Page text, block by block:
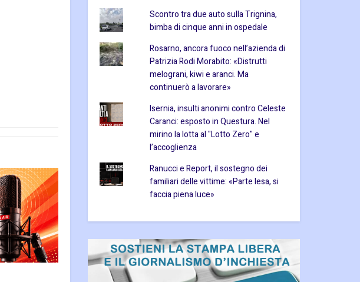
Scontro tra due auto sulla Trignina,
bimba di cinque anni in ospedale
Rosarno, ancora fuoco nell’azienda di
Patrizia Rodi Morabito: «Distrutti
melograni, kiwi e aranci. Ma
continuerò a lavorare»
Isernia, insulti anonimi contro Celeste
Caranci: esposto in Questura. Nel
mirino la lotta al "Lotto Zero" e
l’accoglienza
Ranucci e Report, il sostegno dei
familiari delle vittime: «Parte lesa, si
faccia piena luce»